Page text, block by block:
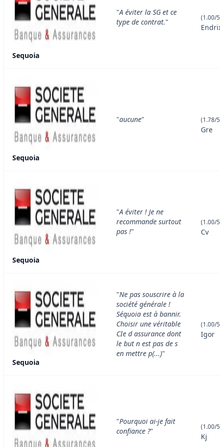
Sequoia
"A éviter la SG et ce
type de contrat." (1.00/
Sequoia
"aucune" (1.78/
Gre
Sequoia
"A éviter ! Je ne
recommande surtout
pas !"
(1.00/
Cv
Sequoia
"Ne pas souscrire à la
société générale !
Séquoia est à bannir.
Choisir une véritable
CIe d assurance dont
le but n est pas de s
en mettre p(...)"
(1.00/
Igor
"Pourquoi ai-je fait
confiance ?" (1.00/
Kj